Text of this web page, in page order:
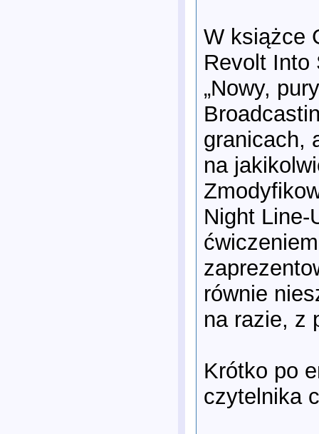
W książce
Revolt Into
„Nowy,
granicach,
na
Night Line-
równie
na razie, z
Krótko po
czytelnika